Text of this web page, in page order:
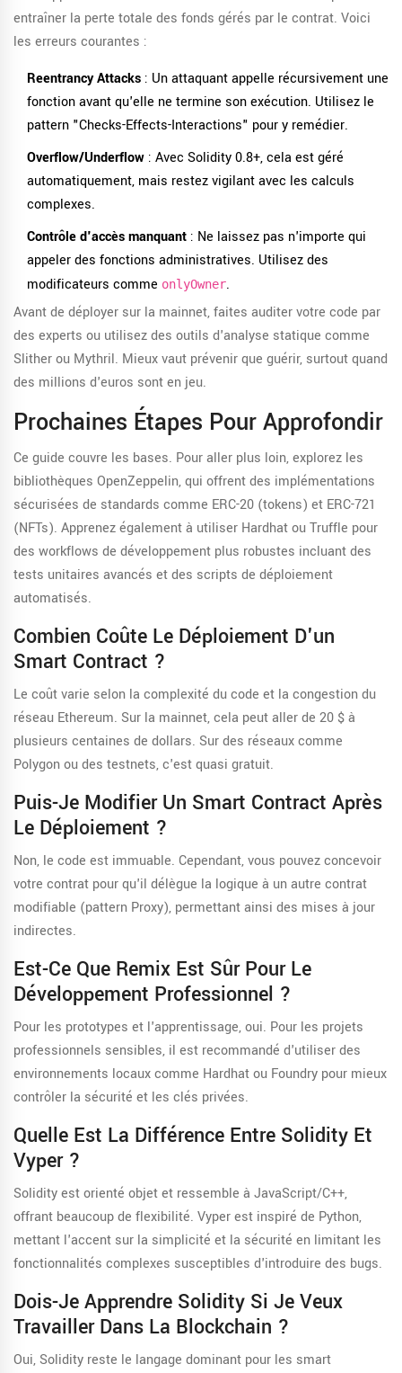
entraîner la perte totale des fonds gérés par le contrat. Voici
les erreurs courantes :
Reentrancy Attacks : Un attaquant appelle récursivement une
fonction avant qu'elle ne termine son exécution. Utilisez le
pattern "Checks-Effects-Interactions" pour y remédier.
Overflow/Underflow : Avec Solidity 0.8+, cela est géré
automatiquement, mais restez vigilant avec les calculs
complexes.
Contrôle d'accès manquant : Ne laissez pas n'importe qui
appeler des fonctions administratives. Utilisez des
modificateurs comme onlyOwner.
Avant de déployer sur la mainnet, faites auditer votre code par
des experts ou utilisez des outils d'analyse statique comme
Slither ou Mythril. Mieux vaut prévenir que guérir, surtout quand
des millions d'euros sont en jeu.
Prochaines Étapes Pour Approfondir
Ce guide couvre les bases. Pour aller plus loin, explorez les
bibliothèques OpenZeppelin, qui offrent des implémentations
sécurisées de standards comme ERC-20 (tokens) et ERC-721
(NFTs). Apprenez également à utiliser Hardhat ou Truffle pour
des workflows de développement plus robustes incluant des
tests unitaires avancés et des scripts de déploiement
automatisés.
Combien Coûte Le Déploiement D'un
Smart Contract ?
Le coût varie selon la complexité du code et la congestion du
réseau Ethereum. Sur la mainnet, cela peut aller de 20 $ à
plusieurs centaines de dollars. Sur des réseaux comme
Polygon ou des testnets, c'est quasi gratuit.
Puis-Je Modifier Un Smart Contract Après
Le Déploiement ?
Non, le code est immuable. Cependant, vous pouvez concevoir
votre contrat pour qu'il délègue la logique à un autre contrat
modifiable (pattern Proxy), permettant ainsi des mises à jour
indirectes.
Est-Ce Que Remix Est Sûr Pour Le
Développement Professionnel ?
Pour les prototypes et l'apprentissage, oui. Pour les projets
professionnels sensibles, il est recommandé d'utiliser des
environnements locaux comme Hardhat ou Foundry pour mieux
contrôler la sécurité et les clés privées.
Quelle Est La Différence Entre Solidity Et
Vyper ?
Solidity est orienté objet et ressemble à JavaScript/C++,
offrant beaucoup de flexibilité. Vyper est inspiré de Python,
mettant l'accent sur la simplicité et la sécurité en limitant les
fonctionnalités complexes susceptibles d'introduire des bugs.
Dois-Je Apprendre Solidity Si Je Veux
Travailler Dans La Blockchain ?
Oui, Solidity reste le langage dominant pour les smart